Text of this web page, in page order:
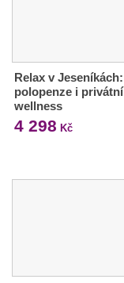
Relax v Jeseníkách:
polopenze i privátní
wellness
4 298 Kč